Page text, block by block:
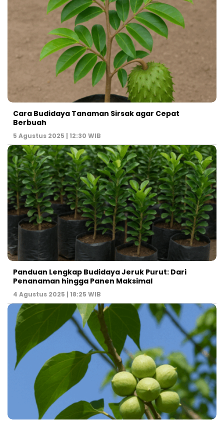
Cara Budidaya Tanaman Sirsak agar Cepat
Berbuah
5 Agustus 2025 | 12:30 WIB
Panduan Lengkap Budidaya Jeruk Purut: Dari
Penanaman hingga Panen Maksimal
4 Agustus 2025 | 18:25 WIB